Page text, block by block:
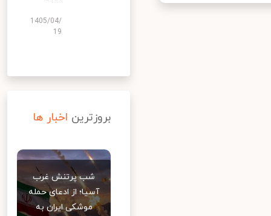
1405/04/
19
بروزترین اخبار ها
شب پرتنش غرب
آسیا؛ از ادعای حمله
موشکی ایران به